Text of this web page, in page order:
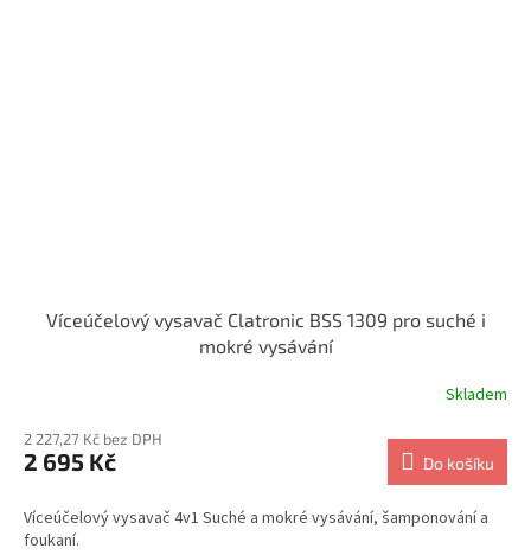
Víceúčelový vysavač Clatronic BSS 1309 pro suché i
mokré vysávání
Skladem
2 227,27 Kč bez DPH
2 695 Kč Do košíku
Víceúčelový vysavač 4v1 Suché a mokré vysávání, šamponování a
foukaní.